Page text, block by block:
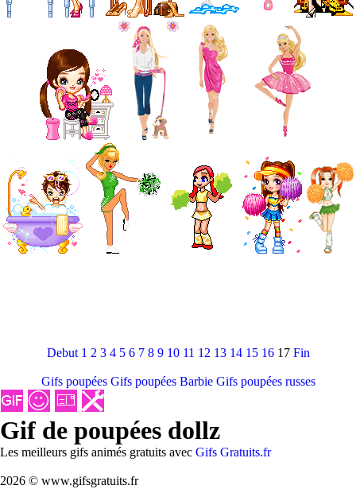
Debut 1 2 3 4 5 6 7 8 9 10 11 12 13 14 15 16 17 Fin
Gifs poupées Gifs poupées Barbie Gifs poupées russes
Gif de poupées dollz
Les meilleurs gifs animés gratuits avec Gifs Gratuits.fr
2026 © www.gifsgratuits.fr